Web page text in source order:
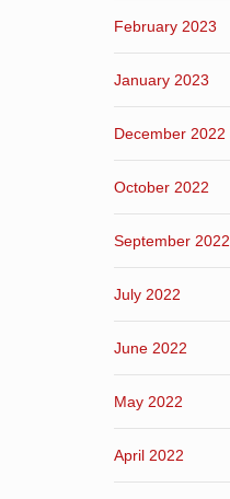
February 2023
January 2023
December 2022
October 2022
September 2022
July 2022
June 2022
May 2022
April 2022